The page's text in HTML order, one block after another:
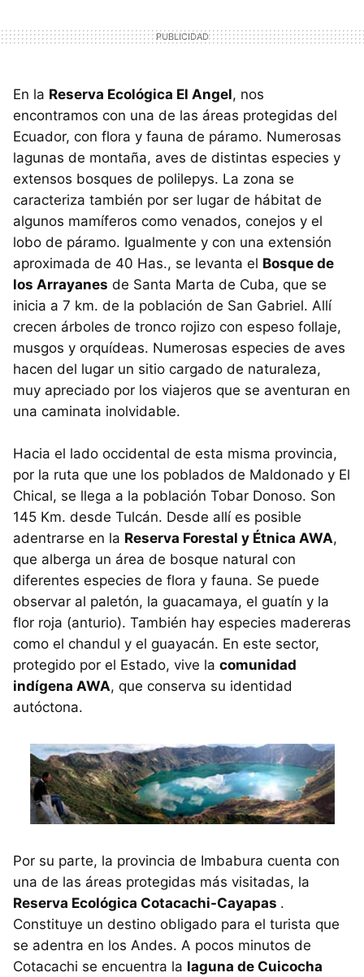
En la Reserva Ecológica El Angel, nos
encontramos con una de las áreas protegidas del
Ecuador, con flora y fauna de páramo. Numerosas
lagunas de montaña, aves de distintas especies y
extensos bosques de polilepys. La zona se
caracteriza también por ser lugar de hábitat de
algunos mamíferos como venados, conejos y el
lobo de páramo. Igualmente y con una extensión
aproximada de 40 Has., se levanta el Bosque de
los Arrayanes de Santa Marta de Cuba, que se
inicia a 7 km. de la población de San Gabriel. Allí
crecen árboles de tronco rojizo con espeso follaje,
musgos y orquídeas. Numerosas especies de aves
hacen del lugar un sitio cargado de naturaleza,
muy apreciado por los viajeros que se aventuran en
una caminata inolvidable.
Hacia el lado occidental de esta misma provincia,
por la ruta que une los poblados de Maldonado y El
Chical, se llega a la población Tobar Donoso. Son
145 Km. desde Tulcán. Desde allí es posible
adentrarse en la Reserva Forestal y Étnica AWA,
que alberga un área de bosque natural con
diferentes especies de flora y fauna. Se puede
observar al paletón, la guacamaya, el guatín y la
flor roja (anturio). También hay especies madereras
como el chandul y el guayacán. En este sector,
protegido por el Estado, vive la comunidad
indígena AWA, que conserva su identidad
autóctona.
Por su parte, la provincia de Imbabura cuenta con
una de las áreas protegidas más visitadas, la
Reserva Ecológica Cotacachi-Cayapas .
Constituye un destino obligado para el turista que
se adentra en los Andes. A pocos minutos de
Cotacachi se encuentra la laguna de Cuicocha